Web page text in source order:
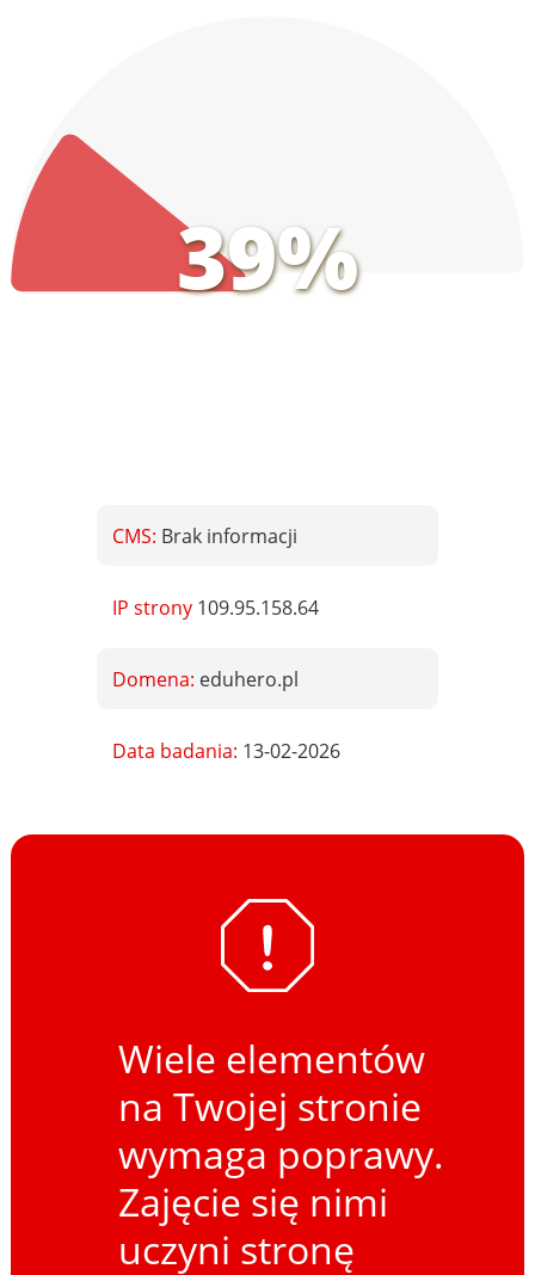
39%
CMS: Brak informacji
IP strony 109.95.158.64
Domena: eduhero.pl
Data badania: 13-02-2026
Wiele elementów
na Twojej stronie
wymaga poprawy.
Zajęcie się nimi
uczyni stronę